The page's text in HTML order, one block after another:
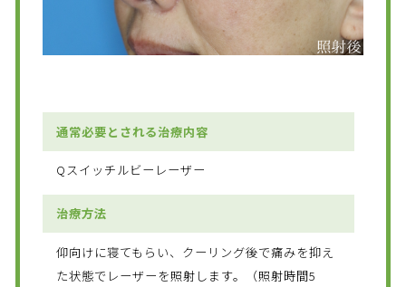
通常必要とされる治療内容
Qスイッチルビーレーザー
治療方法
仰向けに寝てもらい、クーリング後で痛みを抑え
た状態でレーザーを照射します。（照射時間5